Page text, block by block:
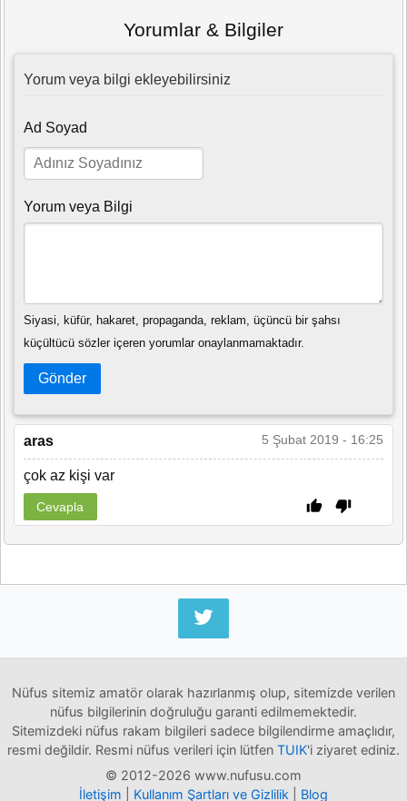
Yorumlar & Bilgiler
Yorum veya bilgi ekleyebilirsiniz
Ad Soyad
Yorum veya Bilgi
Siyasi, küfür, hakaret, propaganda, reklam, üçüncü bir şahsı
küçültücü sözler içeren yorumlar onaylanmamaktadır.
Gönder
aras 5 Şubat 2019 - 16:25
çok az kişi var
Cevapla
Nüfus sitemiz amatör olarak hazırlanmış olup, sitemizde verilen
nüfus bilgilerinin doğruluğu garanti edilmemektedir.
Sitemizdeki nüfus rakam bilgileri sadece bilgilendirme amaçlıdır,
resmi değildir. Resmi nüfus verileri için lütfen TUIK'i ziyaret ediniz.
© 2012-2026 www.nufusu.com
İletişim
Kullanım Şartları ve Gizlilik Blog